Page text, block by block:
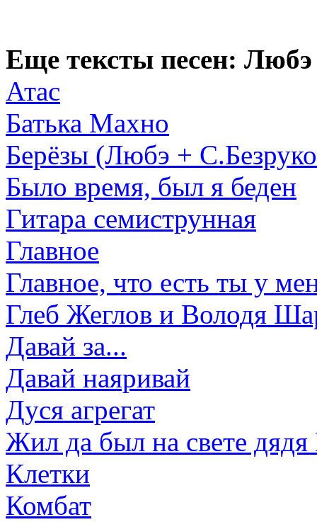
Еще тексты песен: Любэ
Атас
Батька Махно
Берёзы (Любэ +
Было время, был я беден
Гитара семиструнная
Главное
Главное, что есть ты у
Глеб Жеглов и Володя
Давай за...
Давай наяривай
Дуся агрегат
Жил да был на свете дядя
Клетки
Комбат